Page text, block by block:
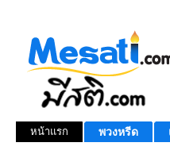
หน้าแรก พวงหรีด